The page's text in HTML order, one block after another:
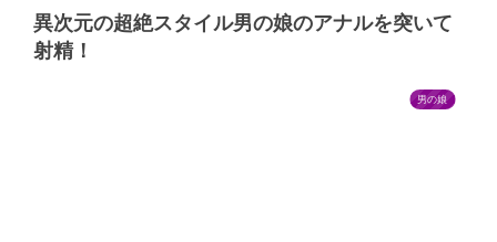
異次元の超絶スタイル男の娘のアナルを突いて
射精！
男の娘